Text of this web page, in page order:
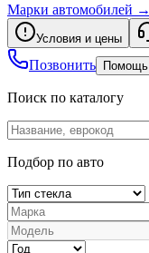
Марки автомобилей →
Условия и цены
Позвонить Помощь
Поиск по каталогу
Подбор по авто